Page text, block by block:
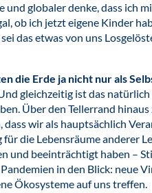
und globaler denke, dass ich
ob ich jetzt eigene Kinder
das etwas von uns
die Erde ja nicht nur als
gleichzeitig ist das
Über den Tellerrand
dass wir als hauptsächlich
die Lebensräume anderer
und beeinträchtigt haben –
in den Blick: neue
Ökosysteme auf uns treffen.